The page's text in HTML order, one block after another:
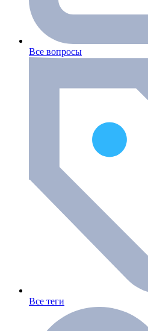
Все вопросы
Все теги